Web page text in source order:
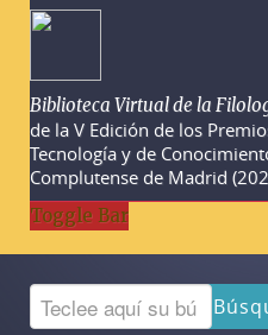
Biblioteca Virtual de la
de la V Edición de los
Tecnología y de
Complutense de Madrid
Toggle Bar